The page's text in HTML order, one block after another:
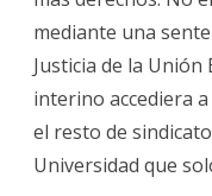
mediante una
Justicia de la Unión
interino accediera
el resto de
Universidad que